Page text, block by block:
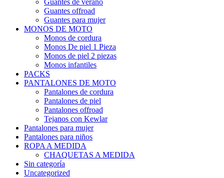
Guantes de verano
Guantes offroad
Guantes para mujer
MONOS DE MOTO
Monos de cordura
Monos De piel 1 Pieza
Monos de piel 2 piezas
Monos infantiles
PACKS
PANTALONES DE MOTO
Pantalones de cordura
Pantalones de piel
Pantalones offroad
Tejanos con Kewlar
Pantalones para mujer
Pantalones para niños
ROPA A MEDIDA
CHAQUETAS A MEDIDA
Sin categoría
Uncategorized